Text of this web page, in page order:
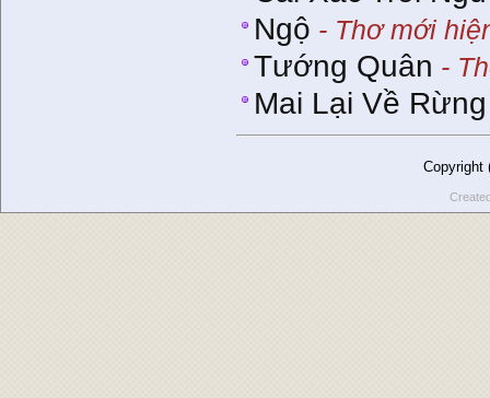
Ngộ - Thơ mới
Tướng Quân -
Mai Lại Về Rừng
Copyright